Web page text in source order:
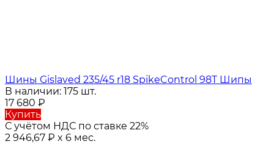
Шины Gislaved 235/45 r18 SpikeControl 98T Шипы
В наличии: 175 шт.
17 680 ₽
Купить
С учётом НДС по ставке 22%
2 946,67 ₽ x 6 мес.